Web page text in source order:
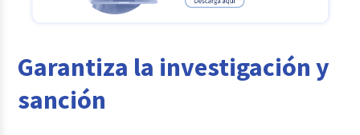
Garantiza la investigación y
sanción